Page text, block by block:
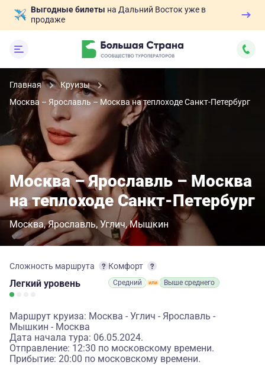
Выгодные билеты на Дальний Восток уже в
продаже
Главная
Круизы
Москва – Ярославль – Москва на теплоходе Санкт-Петербург
Москва – Ярославль – Москва
на теплоходе Санкт-Петербург
Москва Ярославль Углич Мышкин
Сложность маршрута
Легкий уровень
Комфорт
Средний Выше среднего
Маршрут круиза: Москва - Углич - Ярославль -
Мышкин - Москва
Дата начала тура: 06.05.2024.
Отправление: 12:30 по московскому времени.
Прибытие: 20:00 по московскому времени.